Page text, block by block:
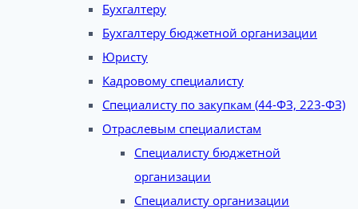
Бухгалтеру
Бухгалтеру бюджетной организации
Юристу
Кадровому специалисту
Специалисту по закупкам (44-ФЗ, 223-ФЗ)
Отраслевым специалистам
Специалисту бюджетной
организации
Специалисту организации